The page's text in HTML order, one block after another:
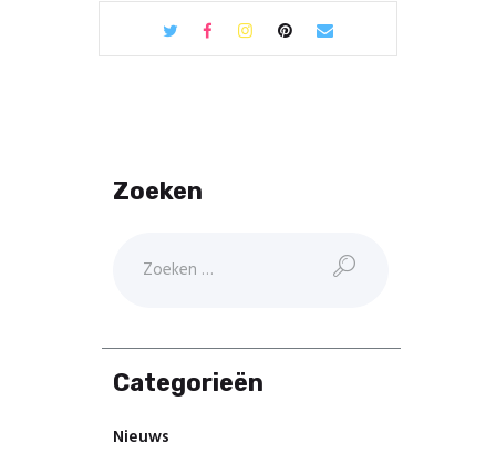
Zoeken
Categorieën
Nieuws